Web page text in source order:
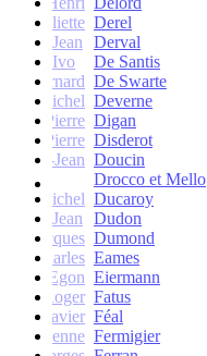
Juliette Derel
Jean
Derval
Ivo
De Santis
Bernard De Swarte
Michel Deverne
Pierre Digan
Pierre Disderot
André-Jean Doucin
Drocco et Mello
Michel Ducaroy
Jean
Dudon
Jacques Dumond
Charles Eames
Egon Eiermann
Roger Fatus
Xavier Féal
Etienne Fermigier